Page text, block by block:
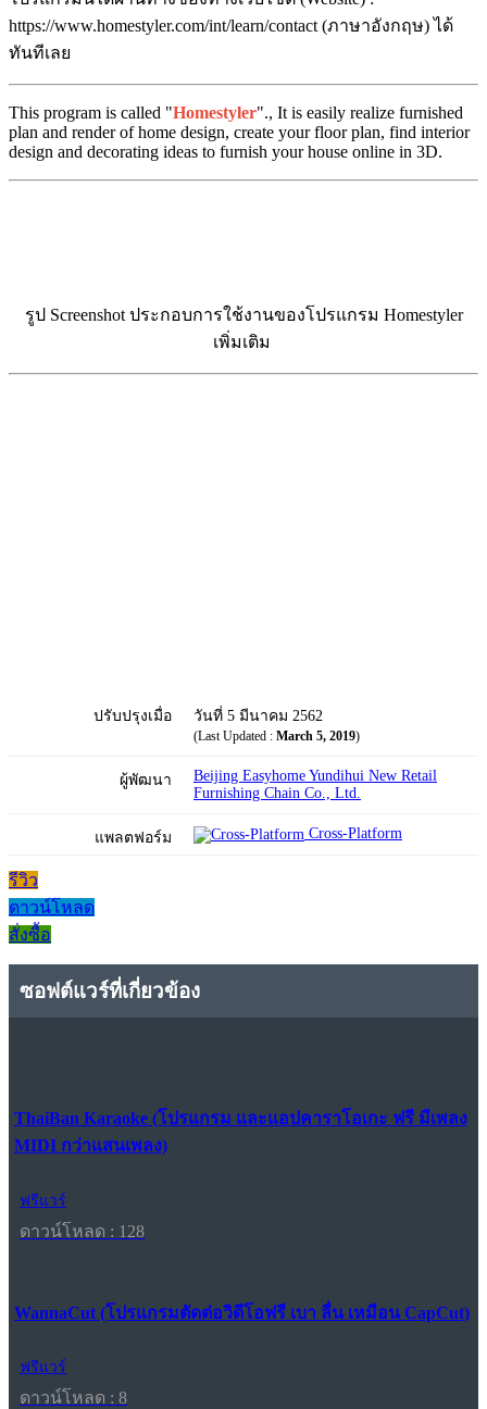
https://www.homestyler.com/int/learn/contact (ภาษาอังกฤษ) ได้
ทันทีเลย
This program is called "Homestyler"., It is easily realize furnished
plan and render of home design, create your floor plan, find interior
design and decorating ideas to furnish your house online in 3D.
รูป Screenshot ประกอบการใช้งานของโปรแกรม Homestyler
เพิ่มเติม
ปรับปรุงเมื่อ วันที่ 5 มีนาคม 2562
(Last Updated : March 5, 2019)
ผู้พัฒนา
Beijing Easyhome Yundihui New Retail
Furnishing Chain Co., Ltd.
แพลตฟอร์ม Cross-Platform
รีวิว
ดาวน์โหลด
สั่งซื้อ
ซอฟต์แวร์ที่เกี่ยวข้อง
ThaiBan Karaoke (โปรแกรม และแอปคาราโอเกะ ฟรี มีเพลง
MIDI กว่าแสนเพลง)
ฟรีแวร์
ดาวน์โหลด : 128
WannaCut (โปรแกรมตัดต่อวิดีโอฟรี เบา ลื่น เหมือน CapCut)
ฟรีแวร์
ดาวน์โหลด : 8